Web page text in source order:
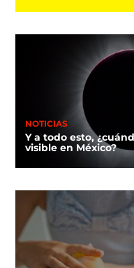
NOTICIAS
Y a todo esto,
visible en México?